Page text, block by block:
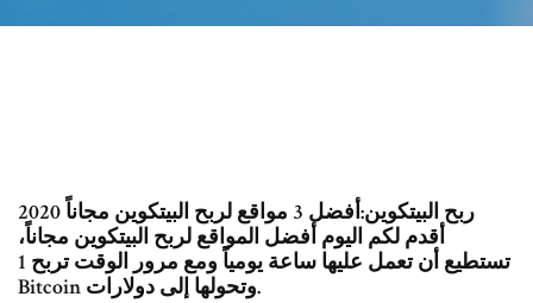
ربح البيتكوين:أفضل 3 مواقع لربح البيتكوين مجاناً 2020
أقدم لكم اليوم أفضل المواقع لربح البيتكوين مجاناً،
تستطيع أن تعمل عليها ساعة يومياً ومع مرور الوقت تربح 1
Bitcoin وتحولها إلى دولارات.